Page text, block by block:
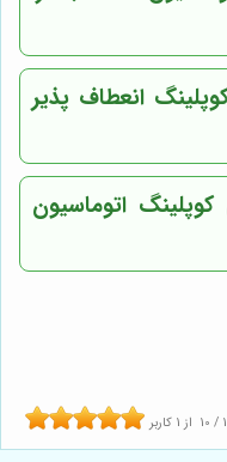
انعطاف پذیر
کوپلینگ اتوماسیون
10 / از 1 کاربر